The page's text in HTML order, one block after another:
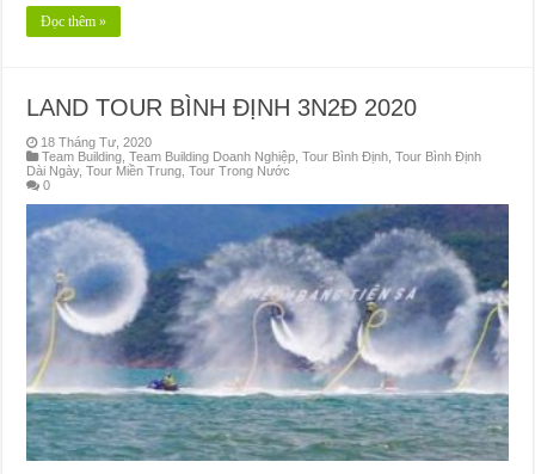
Đọc thêm »
LAND TOUR BÌNH ĐỊNH 3N2Đ 2020
18 Tháng Tư, 2020
Team Building ,Team Building Doanh Nghiệp ,Tour Bình Định ,Tour Bình Định
Dài Ngày,Tour Miền Trung ,Tour Trong Nước
0